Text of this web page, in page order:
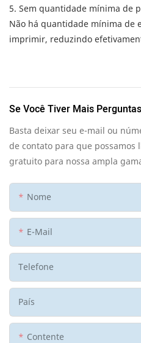
5. Sem quantidade mínima de
Não há quantidade mínima de
imprimir, reduzindo
Se Você Tiver Mais
Basta deixar seu e-mail ou
de contato para que possamos
gratuito para nossa ampla
Nome
E-Mail
Telefone
País
Contente